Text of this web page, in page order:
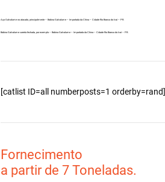
Aço Galvalume no atacado, principalmente – Bobina Galvalume – Importada da China – Cidade Rio Branco do Ivaí – PR.
Bobina Galvalume carreta fechada, por exemplo – Bobina Galvalume – Importada da China – Cidade Rio Branco do Ivaí – PR.
[catlist ID=all numberposts=1 orderby=rand]
Fornecimento
a partir de 7 Toneladas.